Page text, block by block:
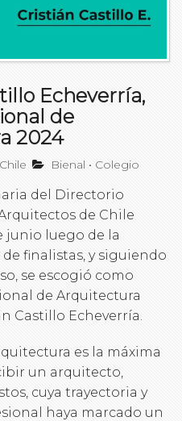
Echeverría,
de
2024
Bienal • Colegio
del Directorio
de Chile
junio luego de la
finalistas, y siguiendo
se escogió como
de Arquitectura
Castillo Echeverría.
es la máxima
un arquitecto,
cuya trayectoria y
haya marcado un